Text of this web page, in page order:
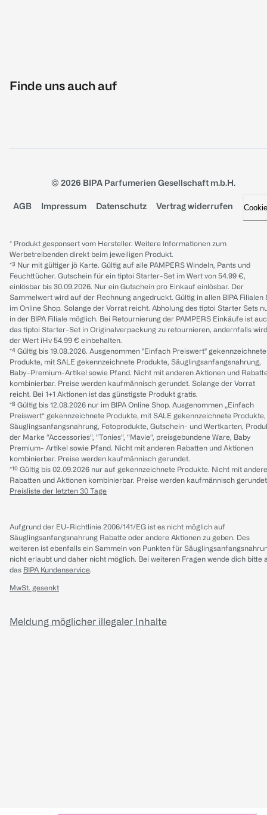
Finde uns auch auf
© 2026 BIPA Parfumerien Gesellschaft m.b.H.
AGB Impressum Datenschutz Vertrag widerrufen
* Produkt gesponsert vom Hersteller. Weitere Informationen zum
Werbetreibenden direkt beim jeweiligen Produkt.
*³ Nur mit gültiger jö Karte. Gültig auf alle PAMPERS Windeln, Pants und
Feuchttücher. Gutschein für ein tiptoi Starter-Set im Wert von 54.99 €,
einlösbar bis 30.09.2026. Nur ein Gutschein pro Einkauf einlösbar. Der
Sammelwert wird auf der Rechnung angedruckt. Gültig in allen BIPA Filialen
im Online Shop. Solange der Vorrat reicht. Abholung des tiptoi Starter Sets
in der BIPA Filiale möglich. Bei Retournierung der PAMPERS Einkäufe ist
das tiptoi Starter-Set in Originalverpackung zu retournieren, andernfalls wird
der Wert iHv 54.99 € einbehalten.
*⁴ Gültig bis 19.08.2026. Ausgenommen "Einfach Preiswert" gekennzeichnete
Produkte, mit SALE gekennzeichnete Produkte, Säuglingsanfangsnahrung,
Baby-Premium-Artikel sowie Pfand. Nicht mit anderen Aktionen und
kombinierbar. Preise werden kaufmännisch gerundet. Solange der Vorrat
reicht. Bei 1+1 Aktionen ist das günstigste Produkt gratis.
*⁸ Gültig bis 12.08.2026 nur im BIPA Online Shop. Ausgenommen „Einfach
Preiswert“ gekennzeichnete Produkte, mit SALE gekennzeichnete Produkte,
Säuglingsanfangsnahrung, Fotoprodukte, Gutschein- und Wertkarten,
der Marke “Accessories“, “Tonies“, “Mavie“, preisgebundene Ware, Baby
Premium- Artikel sowie Pfand. Nicht mit anderen Rabatten und Aktionen
kombinierbar. Preise werden kaufmännisch gerundet.
*¹⁰ Gültig bis 02.09.2026 nur auf gekennzeichnete Produkte. Nicht mit
Rabatten und Aktionen kombinierbar. Preise werden kaufmännisch
Preisliste der letzten 30 Tage
Aufgrund der EU-Richtlinie 2006/141/EG ist es nicht möglich auf
Säuglingsanfangsnahrung Rabatte oder andere Aktionen zu geben. Des
weiteren ist ebenfalls ein Sammeln von Punkten für
nicht erlaubt und daher nicht möglich. Bei weiteren Fragen wende dich bitte
das BIPA Kundenservice.
MwSt. gesenkt
Meldung möglicher illegaler Inhalte